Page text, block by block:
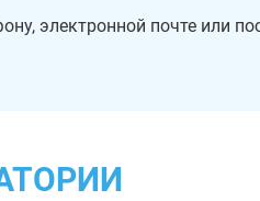
электронной почте или